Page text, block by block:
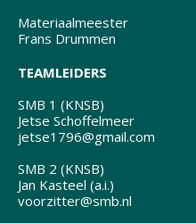
Materiaalmeester
Frans Drummen
TEAMLEIDERS
SMB 1 (KNSB)
Jetse Schoffelmeer
jetse1796@gmail.com
SMB 2 (KNSB)
Jan Kasteel (a.i.)
voorzitter@smb.nl